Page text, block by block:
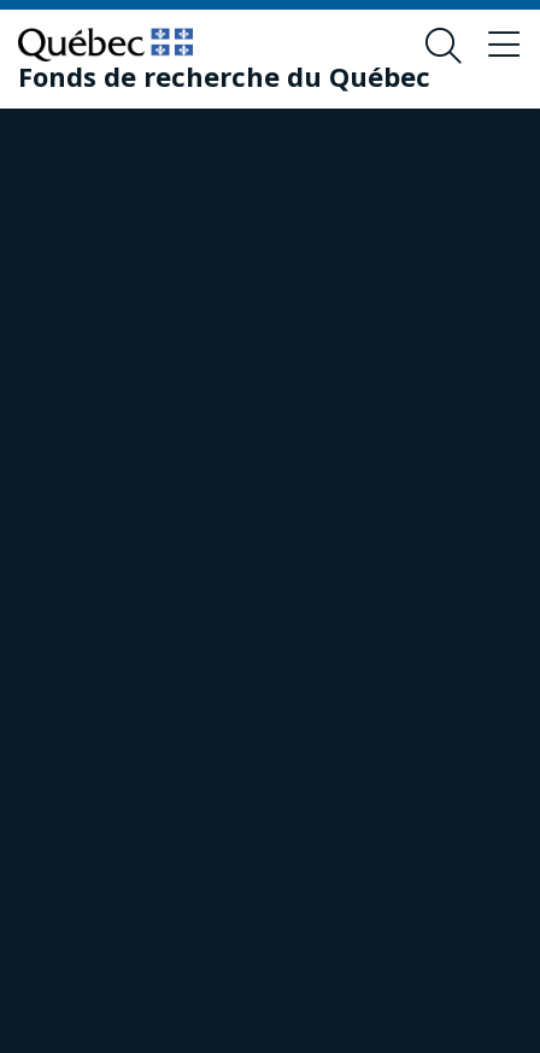
Passer
au
contenu
principal
Passer
au
pied
de
Fonds de recherche du Québec